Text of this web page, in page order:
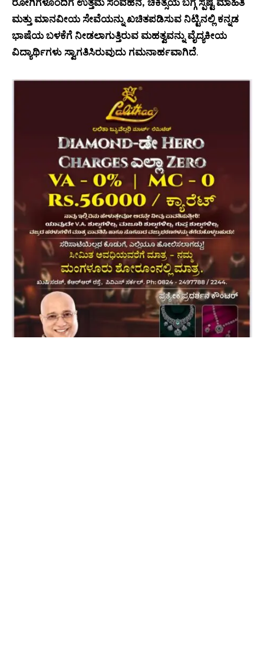
ಮತ್ತು ಮಾನವೀಯ ಸೇವೆಯನ್ನು ಖಚಿತಪಡಿಸುವ ನಿಟ್ಟಿನಲ್ಲಿ ಕನ್ನಡ
ಭಾಷೆಯ ಬಳಕೆಗೆ ನೀಡಲಾಗುತ್ತಿರುವ ಮಹತ್ವವನ್ನು ವೈದ್ಯಕೀಯ
ವಿದ್ಯಾರ್ಥಿಗಳು ಸ್ವಾಗತಿಸಿರುವುದು ಗಮನಾರ್ಹವಾಗಿದೆ.